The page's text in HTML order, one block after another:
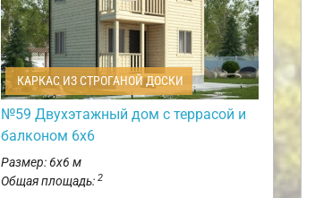
КАРКАС ИЗ СТРОГАНОЙ ДОСКИ
№59 Двухэтажный дом с террасой и
балконом 6х6
Размер: 6х6 м
Общая площадь: 2